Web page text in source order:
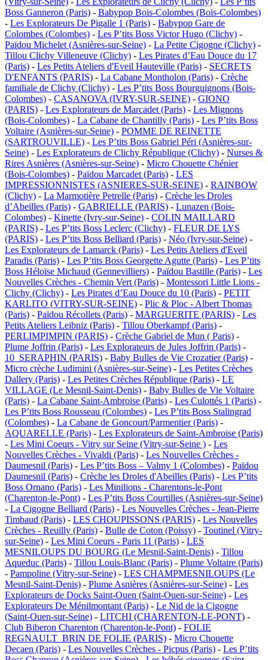
Boss Ganneron (Paris) - Babypop Bois-Colombes (Bois-Colombes)
- Les Explorateurs De Pigalle 1 (Paris) - Babypop Gare de
Colombes (Colombes) - Les P’tits Boss Victor Hugo (Clichy) -
Païdou Michelet (Asnières-sur-Seine) - La Petite Cigogne (Clichy) -
Tillou Clichy Villeneuve (Clichy) - Les Pirates d’Eau Douce du 17
(Paris) - Les Petits Ateliers d'Eveil Hauteville (Paris) - SECRETS
D'ENFANTS (PARIS) - La Cabane Montholon (Paris) - Crèche
familiale de Clichy (Clichy) - Les P’tits Boss Bourguignons (Bois-
Colombes) - CASANOVA (IVRY-SUR-SEINE) - GIONO
(PARIS) - Les Explorateurs de Marcadet (Paris) - Les Mignons
(Bois-Colombes) - La Cabane de Chantilly (Paris) - Les P’tits Boss
Voltaire (Asnières-sur-Seine) - POMME DE REINETTE
(SARTROUVILLE) - Les P’tits Boss Gabriel Péri (Asnières-sur-
Seine) - Les Explorateurs de Clichy République (Clichy) - Nurses &
Rires Asnières (Asnières-sur-Seine) - Micro Chouette Chénier
(Bois-Colombes) - Païdou Marcadet (Paris) - LES
IMPRESSIONNISTES (ASNIERES-SUR-SEINE) - RAINBOW
(Clichy) - La Marmotière Petrelle (Paris) - Crèche les Droles
d’Abeilles (Paris) - GABRIELLE (PARIS) - Lunazen (Bois-
Colombes) - Kinette (Ivry-sur-Seine) - COLIN MAILLARD
(PARIS) - Les P’tits Boss Leclerc (Clichy) - FLEUR DE LYS
(PARIS) - Les P’tits Boss Belliard (Paris) - Néo (Ivry-sur-Seine) -
Les Explorateurs de Lamarck (Paris) - Les Petits Ateliers d'Eveil
Paradis (Paris) - Les P’tits Boss Georgette Agutte (Paris) - Les P’tits
Boss Héloïse Michaud (Gennevilliers) - Païdou Bastille (Paris) - Les
Nouvelles Crèches - Chemin Vert (Paris) - Montessori Little Lions -
Clichy (Clichy) - Les Pirates d’Eau Douce du 10 (Paris) - PETIT
KARLITO (VITRY-SUR-SEINE) - Plic & Ploc - Albert Thomas
(Paris) - Païdou Récollets (Paris) - MARGUERITE (PARIS) - Les
Petits Ateliers Leibniz (Paris) - Tillou Oberkampf (Paris) -
PERLIMPIMPIN (PARIS) - Crèche Gabriel de Mun ( Paris) -
Plume Joffrin (Paris) - Les Explorateurs de Jules Joffrin (Paris) -
10_SERAPHIN (PARIS) - Baby Bulles de Vie Crozatier (Paris) -
Micro crèche Ludimini (Asnières-sur-Seine) - Les Petites Crèches
Dallery (Paris) - Les Petites Crèches République (Paris) - LE
VILLAGE (Le Mesnil-Saint-Denis) - Baby Bulles de Vie Voltaire
(Paris) - La Cabane Saint-Ambroise (Paris) - Les Culottés 1 (Paris) -
Les P’tits Boss Rousseau (Colombes) - Les P’tits Boss Stalingrad
(Colombes) - La Cabane de Goncourt/Parmentier (Paris) -
AQUARELLE (Paris) - Les Explorateurs de Saint-Ambroise (Paris)
- Les Mini Coeurs - Vitry sur Seine (Vitry-sur-Seine ) - Les
Nouvelles Crèches - Vivaldi (Paris) - Les Nouvelles Crèches -
Daumesnil (Paris) - Les P’tits Boss – Valmy 1 (Colombes) - Païdou
Daumesnil (Paris) - Crèche les Droles d'Abeilles (Paris) - Les P’tits
Boss Ornano (Paris) - Les Minilions - Charentons-le-Pont
(Charenton-le-Pont) - Les P’tits Boss Courtilles (Asnières-sur-Seine)
- La Cigogne Belliard (Paris) - Les Nouvelles Crèches - Jean-Pierre
Timbaud (Paris) - LES CHOUPISSONS (PARIS) - Les Nouvelles
Crèches - Reuilly (Paris) - Bulle de Coton (Poissy) - Toutinel (Vitry-
sur-Seine) - Les Mini Coeurs - Paris 11 (Paris) - LES
MESNILOUPS DU BOURG (Le Mesnil-Saint-Denis) - Tillou
Aqueduc (Paris) - Tillou Louis-Blanc (Paris) - Plume Voltaire (Paris)
- Pampoline (Vitry-sur-Seine) - LES CHAMPMESNILOUPS (Le
Mesnil-Saint-Denis) - Plume Asnières (Asnières-sur-Seine) - Les
Explorateurs de Docks Saint-Ouen (Saint-Ouen-sur-Seine) - Les
Explorateurs De Ménilmontant (Paris) - Le Nid de la Cigogne
(Saint-Ouen-sur-Seine) - LITCHI (CHARENTON-LE-PONT) -
Club Biberon Charenton (Charenton-le-Pont) - FOLIE
REGNAULT_BRIN DE FOLIE (PARIS) - Micro Chouette
Decaen (Paris) - Les Nouvelles Crèches - Picpus (Paris) - Les P’tits